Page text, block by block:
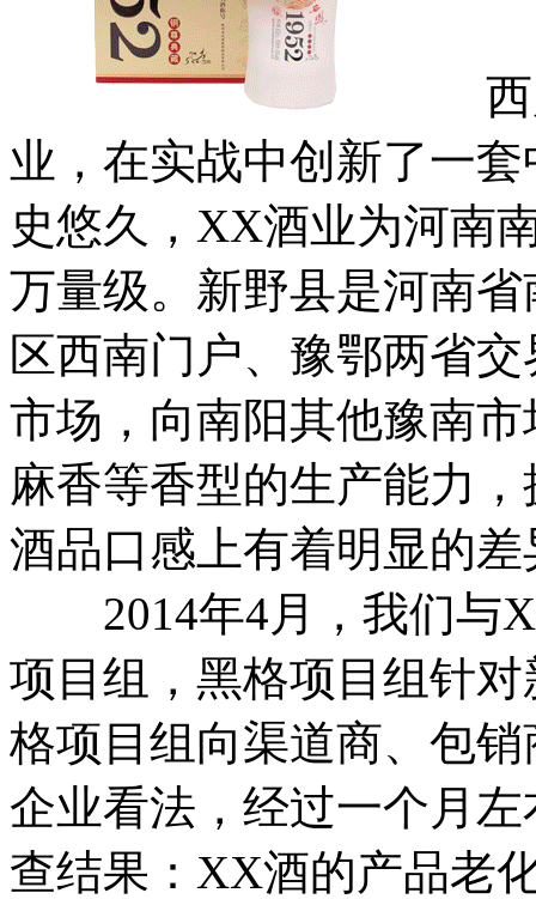
西凤
业，在实战中创新了一
史悠久，XX酒业为河南
万量级。新野县是河南
区西南门户、豫鄂两省
市场，向南阳其他豫南
麻香等香型的生产能力
酒品口感上有着明显的
2014年4月，我们与
项目组，黑格项目组针
格项目组向渠道商、包
企业看法，经过一个月
查结果：XX酒的产品老